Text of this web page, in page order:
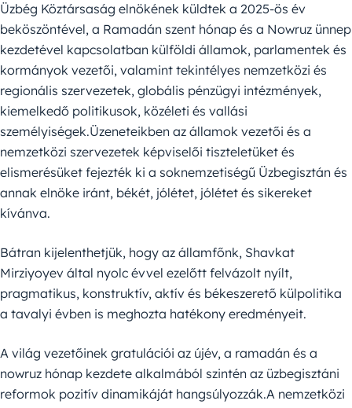
Üzbég Köztársaság elnökének küldtek a 2025-ös év
beköszöntével, a Ramadán szent hónap és a Nowruz ünnep
kezdetével kapcsolatban külföldi államok, parlamentek és
kormányok vezetői, valamint tekintélyes nemzetközi és
regionális szervezetek, globális pénzügyi intézmények,
kiemelkedő politikusok, közéleti és vallási
személyiségek.Üzeneteikben az államok vezetői és a
nemzetközi szervezetek képviselői tiszteletüket és
elismerésüket fejezték ki a soknemzetiségű Üzbegisztán és
annak elnöke iránt, békét, jólétet, jólétet és sikereket
kívánva.
Bátran kijelenthetjük, hogy az államfőnk, Shavkat
Mirziyoyev által nyolc évvel ezelőtt felvázolt nyílt,
pragmatikus, konstruktív, aktív és békeszerető külpolitika
a tavalyi évben is meghozta hatékony eredményeit.
A világ vezetőinek gratulációi az újév, a ramadán és a
nowruz hónap kezdete alkalmából szintén az üzbegisztáni
reformok pozitív dinamikáját hangsúlyozzák.A nemzetközi